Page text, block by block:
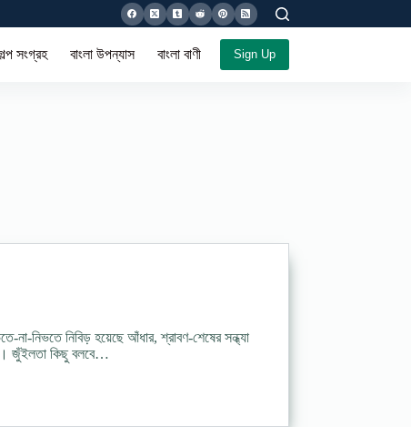
সংগ্রহ বাংলা উপন্যাস বাংলা বাণী সমগ্র Sign Up
না-নিভতে নিবিড় হয়েছে আঁধার, শ্রাবণ-শেষের সন্ধ্যা
জুঁইলতা কিছু বলবে…